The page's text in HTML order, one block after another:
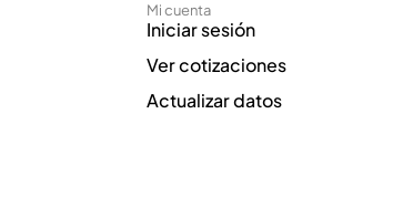
Mi cuenta
Iniciar sesión
Ver cotizaciones
Actualizar datos